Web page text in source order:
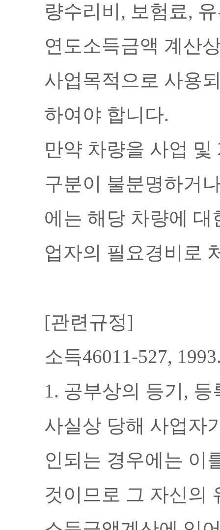
량수리비, 보험료,
연도소득금액 계산
사업목적으로 사용
하여야 합니다.
만약 차량을 사업
구분이 불분명하거
에는 해당 차량에 대
업자의 필요경비로
[관련규정]
소득46011-527,
1. 공부상의 등기, 등
사실상 당해 사업자
인되는 경우에는 이
것이므로 그 자신의